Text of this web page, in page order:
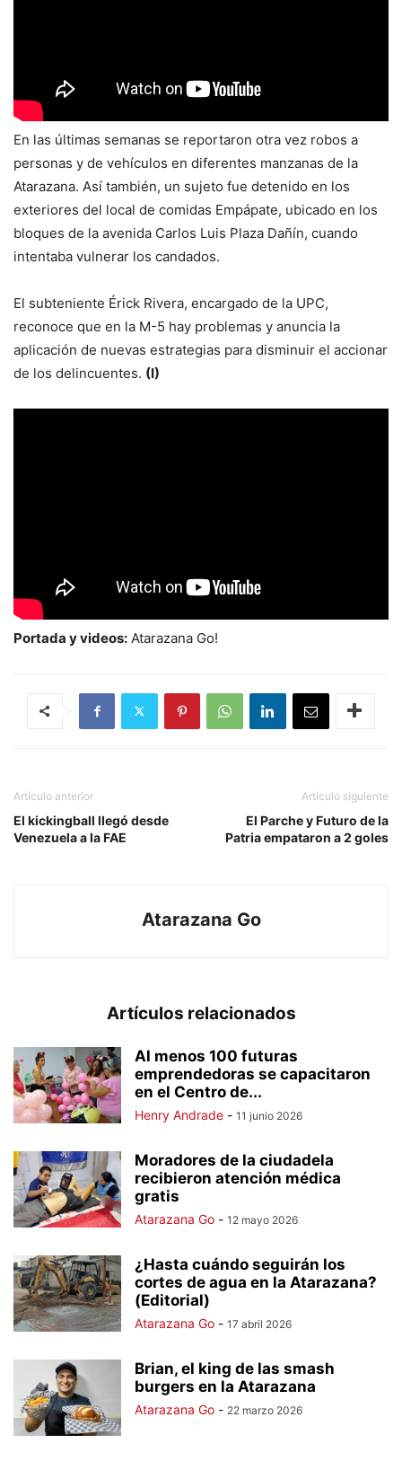
En las últimas semanas se reportaron otra vez robos a
personas y de vehículos en diferentes manzanas de la
Atarazana. Así también, un sujeto fue detenido en los
exteriores del local de comidas Empápate, ubicado en los
bloques de la avenida Carlos Luis Plaza Dañín, cuando
intentaba vulnerar los candados.
El subteniente Érick Rivera, encargado de la UPC,
reconoce que en la M-5 hay problemas y anuncia la
aplicación de nuevas estrategias para disminuir el accionar
de los delincuentes. (I)
Portada y videos: Atarazana Go!
Artículo anterior
El kickingball llegó desde
Venezuela a la FAE
Artículo siguiente
El Parche y Futuro de la
Patria empataron a 2 goles
Atarazana Go
Artículos relacionados
Al menos 100 futuras
emprendedoras se capacitaron
en el Centro de...
Henry Andrade - 11 junio 2026
Moradores de la ciudadela
recibieron atención médica
gratis
Atarazana Go - 12 mayo 2026
¿Hasta cuándo seguirán los
cortes de agua en la Atarazana?
(Editorial)
Atarazana Go - 17 abril 2026
Brian, el king de las smash
burgers en la Atarazana
Atarazana Go - 22 marzo 2026